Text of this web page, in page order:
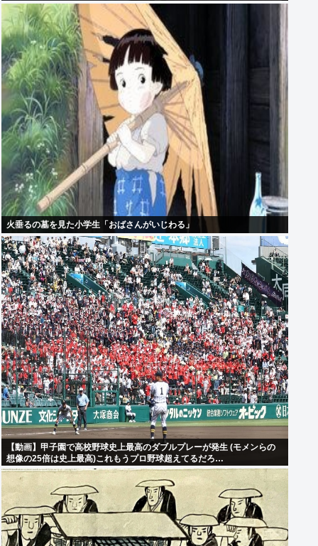
火垂るの墓を見た小学生「おばさんがいじわる」
【動画】甲子園で高校野球史上最高のダブルプレーが発生 (モメンらの
想像の25倍は史上最高)これもうプロ野球超えてるだろ…